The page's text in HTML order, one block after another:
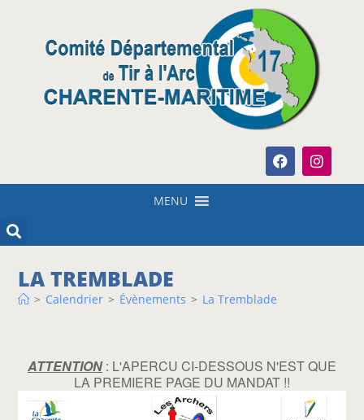
MENU
LA TREMBLADE
> Calendrier > Évènements > La Tremblade
ATTENTION: L'APERCU CI-DESSOUS N'EST QUE
LA PREMIERE PAGE DU MANDAT !!